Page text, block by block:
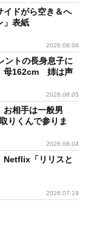
ドがら空き＆へ
」表紙
2026.08.06
トの長身息子に
母162cm 姉は声
2026.08.05
相手は一般男
りくんで参りま
2026.08.04
「リリスと
2026.07.19